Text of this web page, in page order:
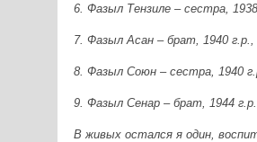
6. Фазыл Тензиле – сестра, 1938
7. Фазыл Асан – брат, 1940 г.р.,
8. Фазыл Союн – сестра, 1940
9. Фазыл Сенар – брат, 1944 г.р.
В живых остался я один,